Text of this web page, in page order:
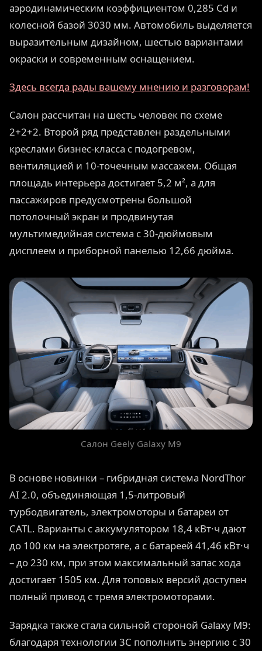
аэродинамическим коэффициентом 0,285 Cd и
колесной базой 3030 мм. Автомобиль выделяется
выразительным дизайном, шестью вариантами
окраски и современным оснащением.
Здесь всегда рады вашему мнению и разговорам!
Салон рассчитан на шесть человек по схеме
2+2+2. Второй ряд представлен раздельными
креслами бизнес-класса с подогревом,
вентиляцией и 10-точечным массажем. Общая
площадь интерьера достигает 5,2 м², а для
пассажиров предусмотрены большой
потолочный экран и продвинутая
мультимедийная система с 30-дюймовым
дисплеем и приборной панелью 12,66 дюйма.
Салон Geely Galaxy M9
В основе новинки – гибридная система NordThor
AI 2.0, объединяющая 1,5-литровый
турбодвигатель, электромоторы и батареи от
CATL. Варианты с аккумулятором 18,4 кВт·ч дают
до 100 км на электротяге, а с батареей 41,46 кВт·ч
– до 230 км, при этом максимальный запас хода
достигает 1505 км. Для топовых версий доступен
полный привод с тремя электромоторами.
Зарядка также стала сильной стороной Galaxy M9:
благодаря технологии 3C пополнить энергию с 30